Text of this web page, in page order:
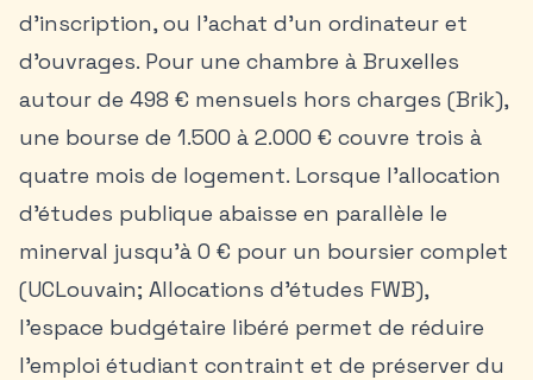
d’inscription, ou l’achat d’un ordinateur et
d’ouvrages. Pour une chambre à Bruxelles
autour de 498 € mensuels hors charges (Brik),
une bourse de 1.500 à 2.000 € couvre trois à
quatre mois de logement. Lorsque l’allocation
d’études publique abaisse en parallèle le
minerval jusqu’à 0 € pour un boursier complet
(UCLouvain; Allocations d’études FWB),
l’espace budgétaire libéré permet de réduire
l’emploi étudiant contraint et de préserver du